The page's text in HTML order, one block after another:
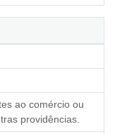
ao comércio ou
providências.